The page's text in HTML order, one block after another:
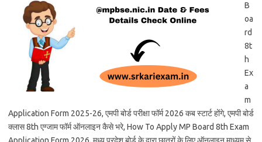
B
oa
rd
8t
h
Ex
a
m
Application Form 2025-26, एमपी बोर्ड परीक्षा फॉर्म 2026 कब स्टार्ट होंगे, एमपी बोर्ड
क्लास 8th एग्जाम फॉर्म ऑनलाइन कैसे भरे, How To Apply MP Board 8th Exam